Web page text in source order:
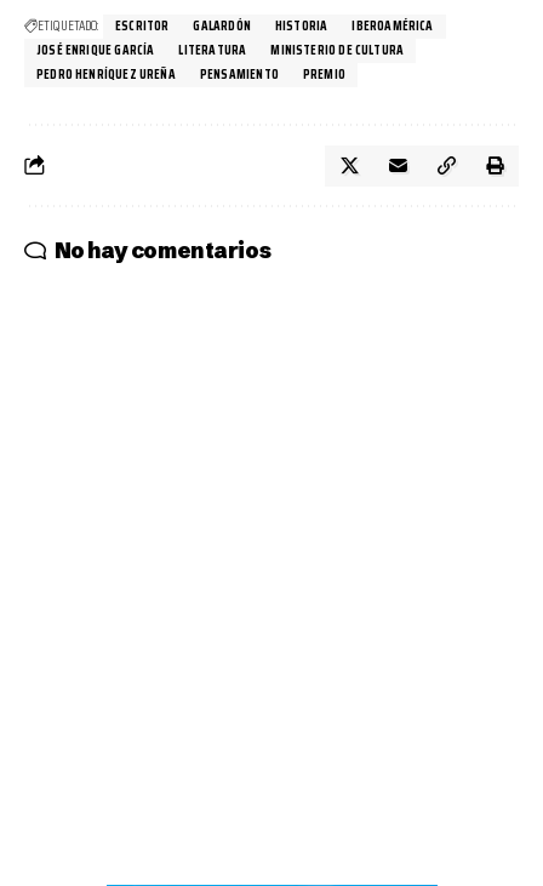
ETIQUETADO: ESCRITOR GALARDÓN HISTORIA
IBEROAMÉRICA
JOSÉ ENRIQUE GARCÍA
LITERATURA
MINISTERIO DE CULTURA
PEDRO HENRÍQUEZ UREÑA
PENSAMIENTO PREMIO
No hay comentarios